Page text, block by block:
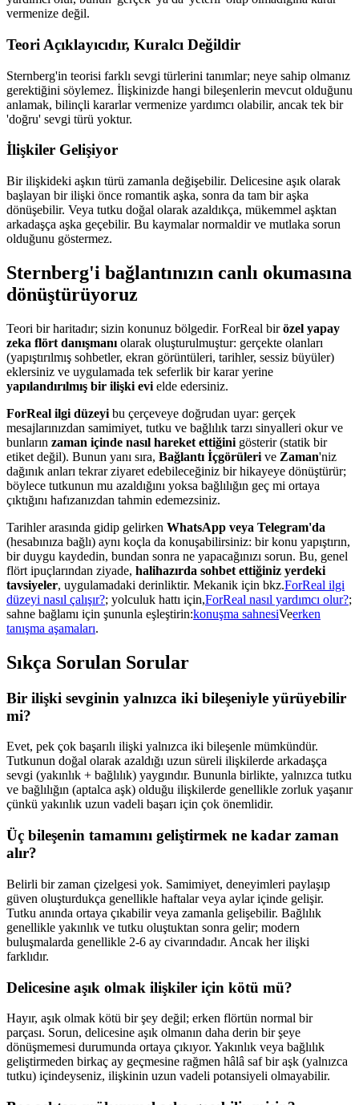
vermenize değil.
Teori Açıklayıcıdır, Kuralcı Değildir
Sternberg'in teorisi farklı sevgi türlerini tanımlar; neye sahip olmanız
gerektiğini söylemez. İlişkinizde hangi bileşenlerin mevcut olduğunu
anlamak, bilinçli kararlar vermenize yardımcı olabilir, ancak tek bir
'doğru' sevgi türü yoktur.
İlişkiler Gelişiyor
Bir ilişkideki aşkın türü zamanla değişebilir. Delicesine aşık olarak
başlayan bir ilişki önce romantik aşka, sonra da tam bir aşka
dönüşebilir. Veya tutku doğal olarak azaldıkça, mükemmel aşktan
arkadaşça aşka geçebilir. Bu kaymalar normaldir ve mutlaka sorun
olduğunu göstermez.
Sternberg'i bağlantınızın canlı okumasına
dönüştürüyoruz
Teori bir haritadır; sizin konunuz bölgedir. ForReal birözel yapay
zeka flört danışmanı olarak oluşturulmuştur: gerçekte olanları
(yapıştırılmış sohbetler, ekran görüntüleri, tarihler, sessiz büyüler)
eklersiniz ve uygulamada tek seferlik bir karar yerine
yapılandırılmış bir ilişki evi elde edersiniz.
ForReal ilgi düzeyi bu çerçeveye doğrudan uyar: gerçek
mesajlarınızdan samimiyet, tutku ve bağlılık tarzı sinyalleri okur ve
bunların zaman içinde nasıl hareket ettiğini gösterir (statik bir
etiket değil). Bunun yanı sıra, Bağlantı İçgörüleri ve Zaman'niz
dağınık anları tekrar ziyaret edebileceğiniz bir hikayeye dönüştürür;
böylece tutkunun mu azaldığını yoksa bağlılığın geç mi ortaya
çıktığını hafızanızdan tahmin edemezsiniz.
Tarihler arasında gidip gelirken WhatsApp veya Telegram'da
(hesabınıza bağlı) aynı koçla da konuşabilirsiniz: bir konu yapıştırın,
bir duygu kaydedin, bundan sonra ne yapacağınızı sorun. Bu, genel
flört ipuçlarından ziyade, halihazırda sohbet ettiğiniz yerdeki
tavsiyeler, uygulamadaki derinliktir. Mekanik için bkz.ForReal ilgi
düzeyi nasıl çalışır?; yolculuk hattı için,ForReal nasıl yardımcı olur?;
sahne bağlamı için şununla eşleştirin:konuşma sahnesiVeerken
tanışma aşamaları.
Sıkça Sorulan Sorular
Bir ilişki sevginin yalnızca iki bileşeniyle yürüyebilir
mi?
Evet, pek çok başarılı ilişki yalnızca iki bileşenle mümkündür.
Tutkunun doğal olarak azaldığı uzun süreli ilişkilerde arkadaşça
sevgi (yakınlık + bağlılık) yaygındır. Bununla birlikte, yalnızca tutku
ve bağlılığın (aptalca aşk) olduğu ilişkilerde genellikle zorluk yaşanır
çünkü yakınlık uzun vadeli başarı için çok önemlidir.
Üç bileşenin tamamını geliştirmek ne kadar zaman
alır?
Belirli bir zaman çizelgesi yok. Samimiyet, deneyimleri paylaşıp
güven oluşturdukça genellikle haftalar veya aylar içinde gelişir.
Tutku anında ortaya çıkabilir veya zamanla gelişebilir. Bağlılık
genellikle yakınlık ve tutku oluştuktan sonra gelir; modern
buluşmalarda genellikle 2-6 ay civarındadır. Ancak her ilişki
farklıdır.
Delicesine aşık olmak ilişkiler için kötü mü?
Hayır, aşık olmak kötü bir şey değil; erken flörtün normal bir
parçası. Sorun, delicesine aşık olmanın daha derin bir şeye
dönüşmemesi durumunda ortaya çıkıyor. Yakınlık veya bağlılık
geliştirmeden birkaç ay geçmesine rağmen hâlâ saf bir aşk (yalnızca
tutku) içindeyseniz, ilişkinin uzun vadeli potansiyeli olmayabilir.